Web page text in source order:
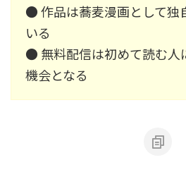
● 作品は蕎麦漫画として独
いる
● 無料配信は初めて読む人
機会となる